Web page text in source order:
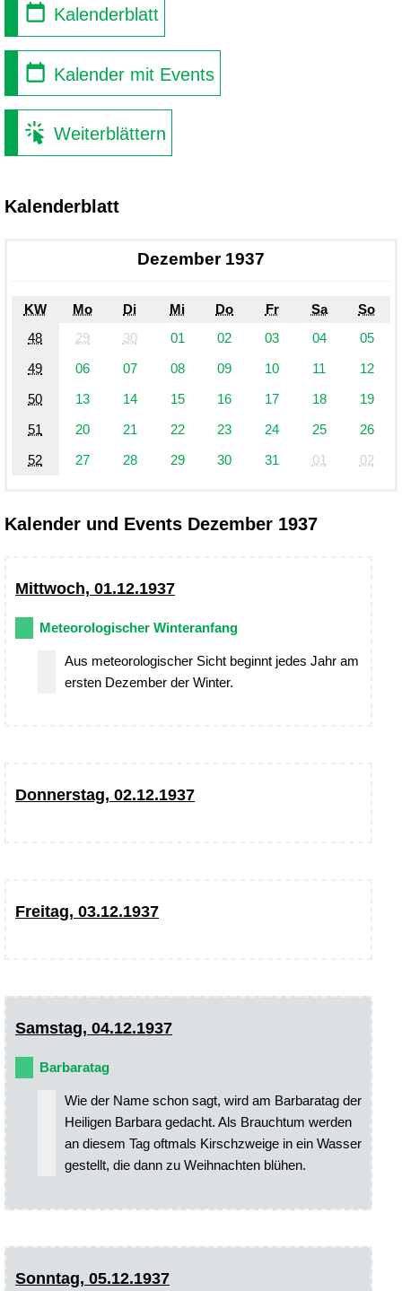
Kalenderblatt
Kalender mit Events
Weiterblättern
Kalenderblatt
Dezember 1937
KW Mo Di Mi Do Fr Sa
So
48
29 30 01 02 03 04
05
49
06 07 08 09 10 11
12
50
13 14 15 16 17 18
19
51
20 21 22 23 24 25
26
52
27 28 29 30 31 01 02
Kalender und Events Dezember 1937
Mittwoch, 01.12.1937
Meteorologischer Winteranfang
Aus meteorologischer Sicht beginnt jedes Jahr am
ersten Dezember der Winter.
Donnerstag, 02.12.1937
Freitag, 03.12.1937
Samstag, 04.12.1937
Barbaratag
Wie der Name schon sagt, wird am Barbaratag der
Heiligen Barbara gedacht. Als Brauchtum werden
an diesem Tag oftmals Kirschzweige in ein Wasser
gestellt, die dann zu Weihnachten blühen.
Sonntag, 05.12.1937